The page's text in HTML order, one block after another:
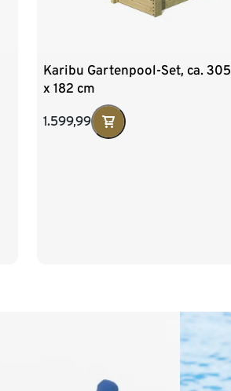
Karibu Gartenpool-Set, ca. 305
x 182 cm
1.599,99